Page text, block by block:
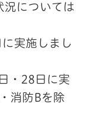
況については
実施しまし
・28日に実
消防Bを除